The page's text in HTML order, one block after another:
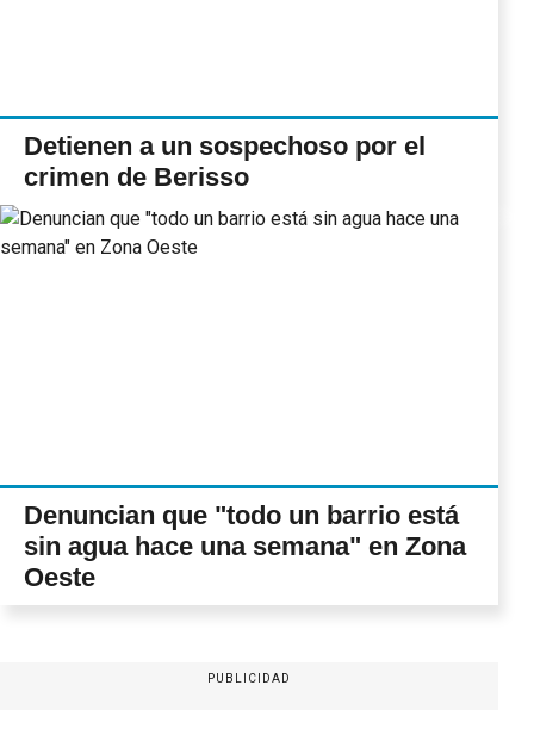
Detienen a un sospechoso por el
crimen de Berisso
Denuncian que "todo un barrio está
sin agua hace una semana" en Zona
Oeste
PUBLICIDAD